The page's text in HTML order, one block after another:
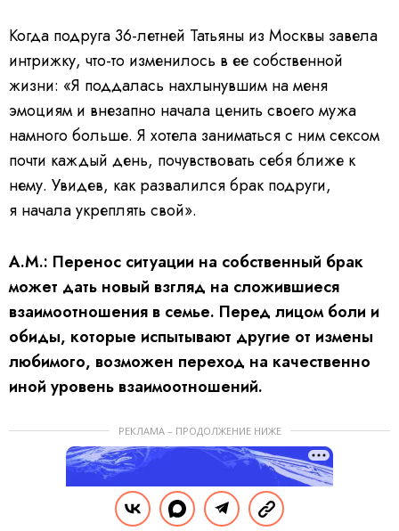
Когда подруга 36-летней Татьяны из Москвы завела
интрижку, что-то изменилось в ее собственной
жизни: «Я поддалась нахлынувшим на меня
эмоциям и внезапно начала ценить своего мужа
намного больше. Я хотела заниматься с ним сексом
почти каждый день, почувствовать себя ближе к
нему. Увидев, как развалился брак подруги,
я начала укреплять свой».
А.М.: Перенос ситуации на собственный брак
может дать новый взгляд на сложившиеся
взаимоотношения в семье. Перед лицом боли и
обиды, которые испытывают другие от измены
любимого, возможен переход на качественно
иной уровень взаимоотношений.
РЕКЛАМА – ПРОДОЛЖЕНИЕ НИЖЕ